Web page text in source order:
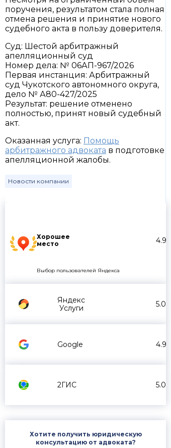
Хорошее
место
4.9
Выбор пользователей Яндекса
Яндекс
Услуги
5.0
Google 4.9
2ГИС 5.0
Хотите получить юридическую
консультацию от адвоката?
поручения, результатом стала полная
отмена решения и принятие нового
судебного акта в пользу доверителя.
Суд: Шестой арбитражный
апелляционный суд
Номер дела: № 06АП-967/2026
Первая инстанция: Арбитражный
суд Чукотского автономного округа,
дело № А80-427/2025
Результат: решение отменено
полностью, принят новый судебный
акт.
Оказанная услуга: Помощь
арбитражного адвоката в подготовке
апелляционной жалобы.
Новости компании